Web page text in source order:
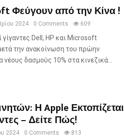
Φεύγουν από την Κίνα !
2024 0 Comments 609
Dell, HP και Microsoft
την ανακοίνωση του πρώην
δασμούς 10% στα κινεζικά...
Η Apple Εκτοπίζεται
– Δείτε Πώς!
2024 0 Comments 813